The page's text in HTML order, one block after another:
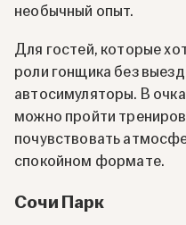
необычный опыт.
Для гостей, которые
роли гонщика без
автосимуляторы. В
можно пройти
почувствовать
спокойном формате.
Сочи Парк